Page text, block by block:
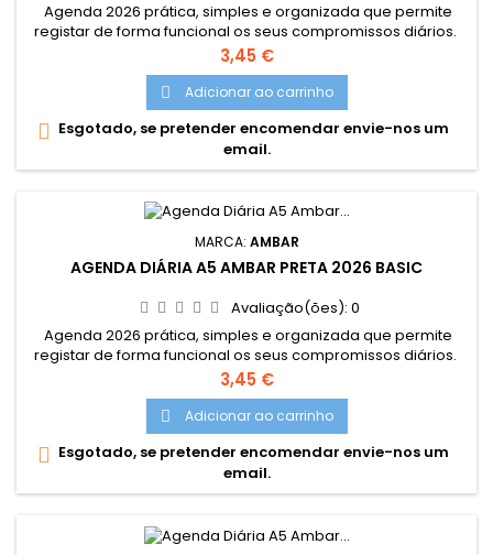
Agenda 2026 prática, simples e organizada que permite
registar de forma funcional os seus compromissos diários.
Dimensões: 14.5X20CM
Preço
3,45 €
 Adicionar ao carrinho
 Esgotado, se pretender encomendar envie-nos um
email.
MARCA: AMBAR
AGENDA DIÁRIA A5 AMBAR PRETA 2026 BASIC
Avaliação(ões): 0
Agenda 2026 prática, simples e organizada que permite
registar de forma funcional os seus compromissos diários.
Dimensões: 14.5X20CM
Preço
3,45 €
 Adicionar ao carrinho
 Esgotado, se pretender encomendar envie-nos um
email.